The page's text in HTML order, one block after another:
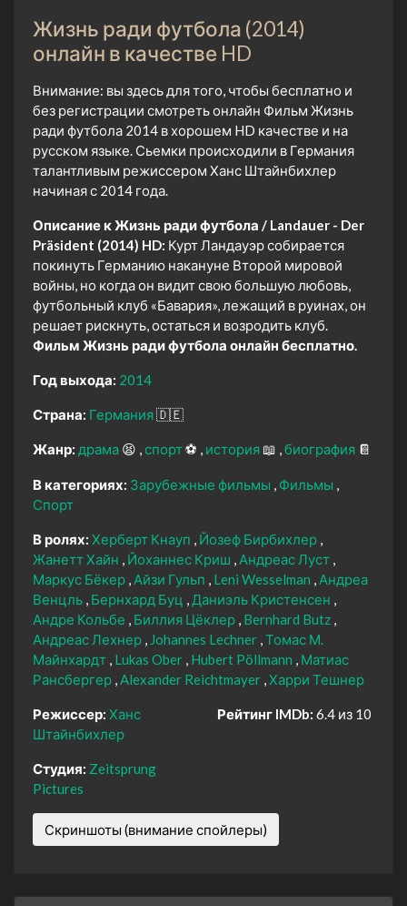
Жизнь ради футбола (2014)
онлайн в качестве HD
Внимание: вы здесь для того, чтобы бесплатно и
без регистрации смотреть онлайн Фильм Жизнь
ради футбола 2014 в хорошем HD качестве и на
русском языке. Сьемки происходили в Германия
талантливым режиссером Ханс Штайнбихлер
начиная с 2014 года.
Описание к Жизнь ради футбола / Landauer - Der
Präsident (2014) HD: Курт Ландауэр собирается
покинуть Германию накануне Второй мировой
войны, но когда он видит свою большую любовь,
футбольный клуб «Бавария», лежащий в руинах, он
решает рискнуть, остаться и возродить клуб.
Фильм Жизнь ради футбола онлайн бесплатно.
Год выхода: 2014
Страна: Германия🇩🇪
Жанр: драма 😫 спорт⚽ история 📖 биография 📔
В категориях: Зарубежные фильмы
Фильмы
Спорт
В ролях: Херберт Кнауп
Йозеф Бирбихлер
Жанетт Хайн
Йоханнес Криш
Андреас Луст
Маркус Бёкер Айзи Гульп Leni Wesselman
Андреа
Венцль Бернхард Буц
Даниэль Кристенсен
Андре Кольбе
Биллия Цёклер Bernhard Butz
Андреас Лехнер
Johannes Lechner Томас М.
Майнхардт Lukas Ober Hubert Pöllmann
Матиас
Рансбергер Alexander Reichtmayer Харри Тешнер
Режиссер: Ханс
Штайнбихлер
Студия: Zeitsprung
Pictures
Рейтинг IMDb: 6.4 из 10
Скриншоты (внимание спойлеры)